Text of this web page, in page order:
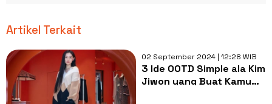
Artikel Terkait
02 September 2024 | 12:28 WIB
3 Ide OOTD Simple ala Kim
Jiwon yang Buat Kamu